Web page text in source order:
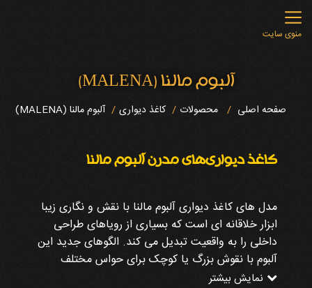
منوی سایت
آلبوم مالنا (MALENA)
صفحه اصلی
محصولات کاغذ دیواری آلبوم مالنا (MALENA)
کاغذ دیواری‌های مدرن آلبوم مالنا
مدل های کاغذ دیواری آلبوم مالنا با نقش و نگاری زیبا
ابزار خلاقانه ای است که بسیاری از رویاهای طراحی
داخلی را به واقعیت تبدیل می کند. الگوهای جدید این
آلبوم با نقوش بزرگ یا کوچک برای حواس مختلف
جذابیت دارد و با چشم و ذهن بیننده بازی می کند.
نمایش بیشتر